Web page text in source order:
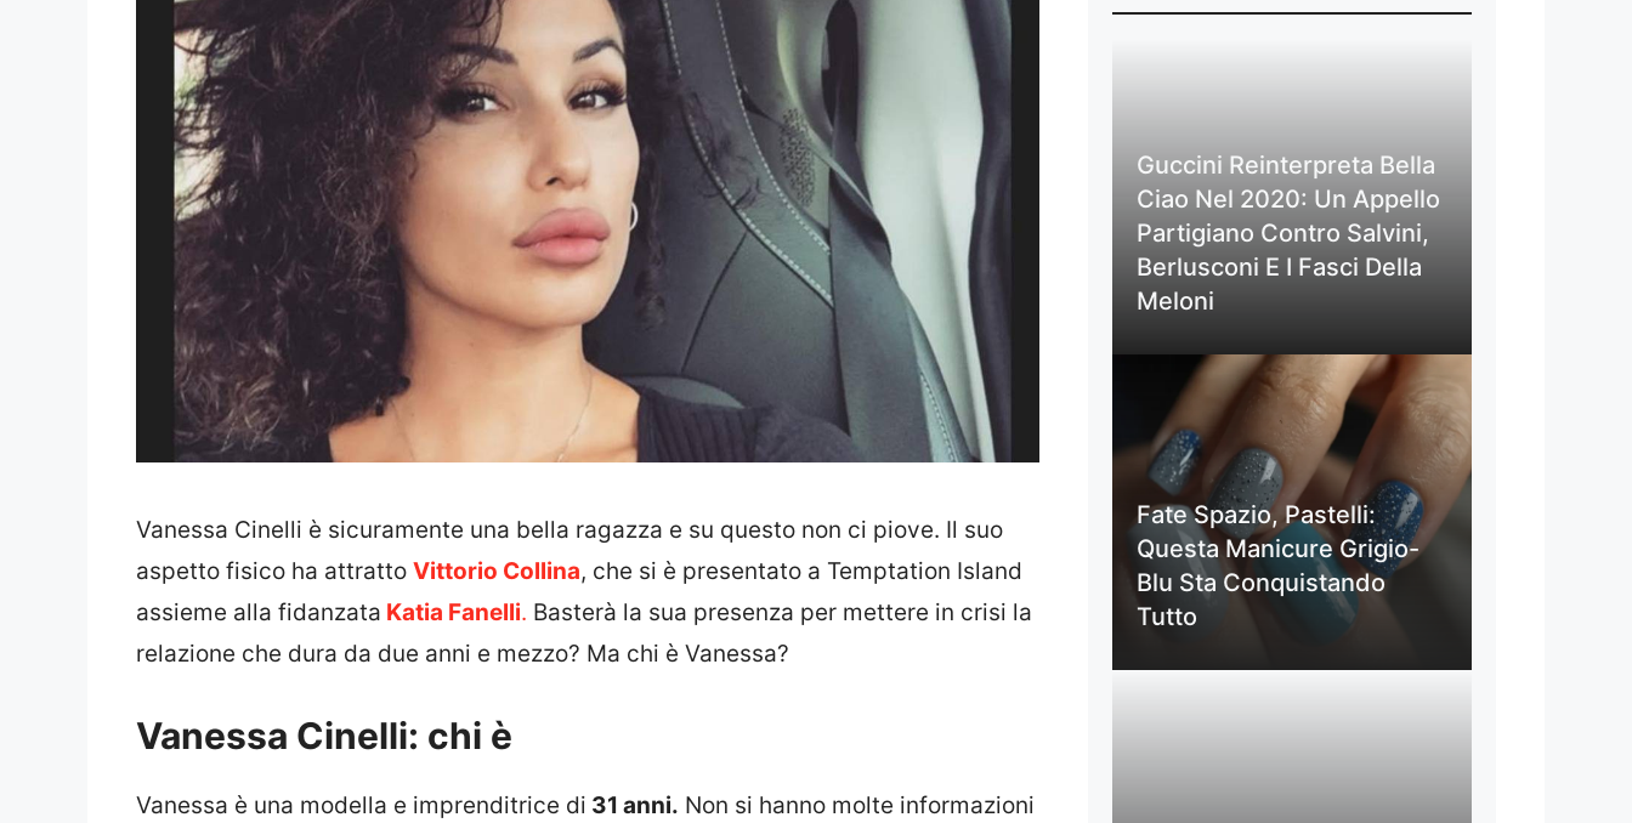
Vanessa Cinelli è sicuramente una bella ragazza e su questo non ci piove. Il suo
aspetto fisico ha attratto Vittorio Collina, che si è presentato a Temptation Island
assieme alla fidanzata Katia Fanelli. Basterà la sua presenza per mettere in crisi la
relazione che dura da due anni e mezzo? Ma chi è Vanessa?
Vanessa Cinelli: chi è
Vanessa è una modella e imprenditrice di 31 anni. Non si hanno molte informazioni
Guccini Reinterpreta Bella
Ciao Nel 2020: Un Appello
Partigiano Contro Salvini,
Berlusconi E I Fasci Della
Meloni
Fate Spazio, Pastelli:
Questa Manicure Grigio-
Blu Sta Conquistando
Tutto